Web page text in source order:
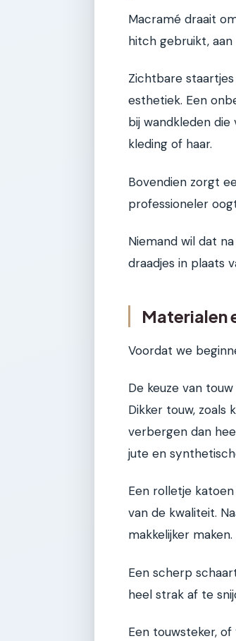
Macramé draait
hitch gebruikt,
Zichtbare
esthetiek. Een
bij wandkleden die
kleding of haar.
Bovendien zorgt
professioneler
Niemand wil dat
draadjes in plaats
Materialen
Voordat we
De keuze van
Dikker touw, zoals
verbergen dan
jute en
Een rolletje
van de kwaliteit.
makkelijker maken.
Een scherp
heel strak af te
Een touwsteker,